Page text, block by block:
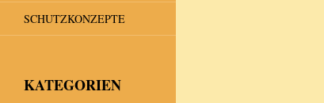
SCHUTZKONZEPTE
KATEGORIEN